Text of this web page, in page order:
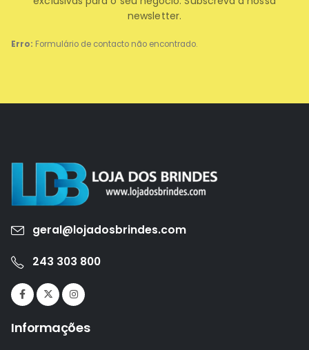
Erro: Formulário de contacto não encontrado.
newsletter.
geral@lojadosbrindes.com
243 303 800
Informações